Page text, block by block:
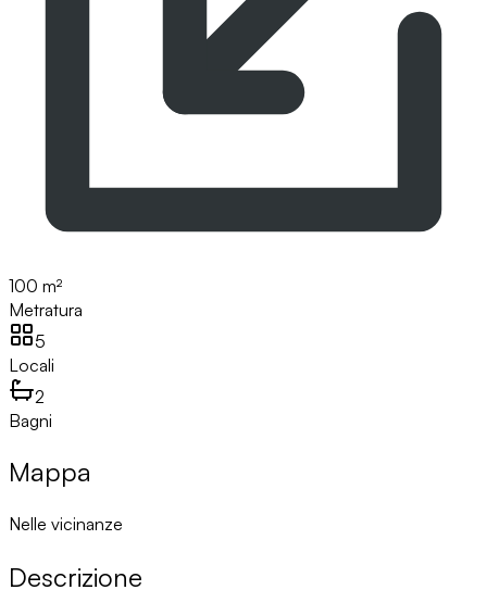
100 m²
Metratura
5
Locali
2
Bagni
Mappa
Nelle vicinanze
Descrizione